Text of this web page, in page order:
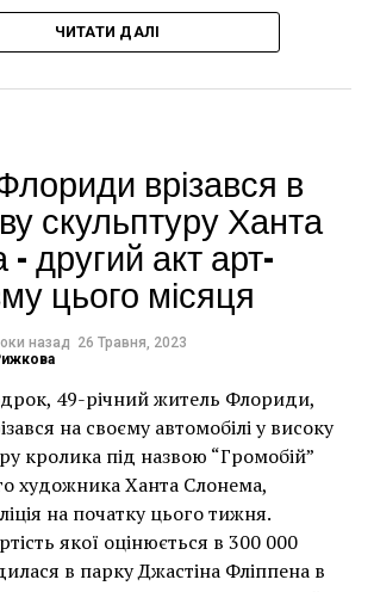
под названием «Погребение
утверждал, что гробница
построена для захоронения
также говорил, что существуют
запечатанных дверных проемов в
возможно, все еще остались
коштувати до чверті мільйона
макетом чайки, яка ось-ось
чіпсів – сюжет графіті, що
художника Бенксі, на стіні в
узбережжі Англії 8 серпня 2021
Талліса / AFP)
пан Куттс сказав:
ЧИТАТИ ДАЛІ
врізався в
скульптуру Ханта
другий акт арт-
цього місяця
назад 26 Травня, 2023
49-річний житель Флориди,
на своєму автомобілі у високу
кролика під назвою “Громобій”
художника Ханта Слонема,
на початку цього тижня.
якої оцінюється в 300 000
в парку Джастіна Фліппена в